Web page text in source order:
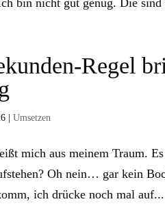
bin nicht gut genug. Die
Regel
|Umsetzen
mich aus meinem Traum.
Oh nein… gar kein
ich drücke noch mal auf...